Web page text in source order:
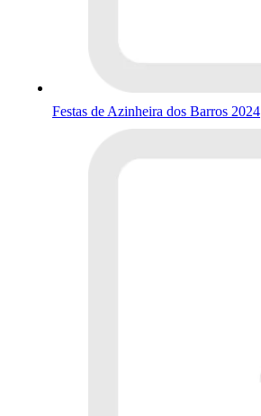
Festas de Azinheira dos Barros 2024